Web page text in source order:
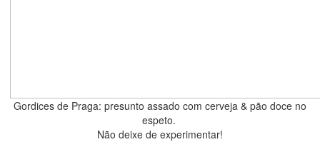
Gordices de Praga: presunto assado com cerveja & pão doce no
espeto.
Não deixe de experimentar!